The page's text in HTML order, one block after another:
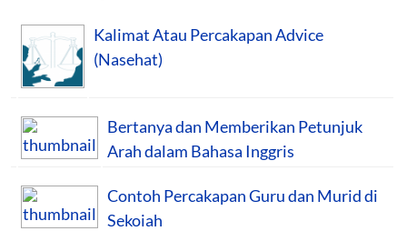
Kalimat Atau Percakapan Advice
(Nasehat)
Bertanya dan Memberikan Petunjuk
Arah dalam Bahasa Inggris
Contoh Percakapan Guru dan Murid di
Sekoiah